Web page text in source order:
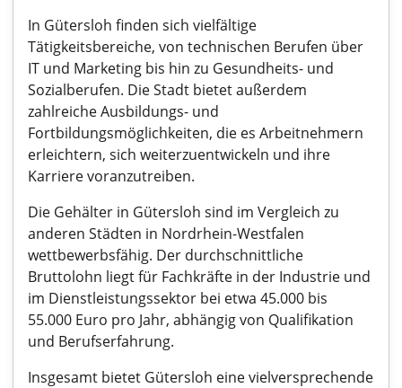
In Gütersloh finden sich vielfältige
Tätigkeitsbereiche, von technischen Berufen über
IT und Marketing bis hin zu Gesundheits- und
Sozialberufen. Die Stadt bietet außerdem
zahlreiche Ausbildungs- und
Fortbildungsmöglichkeiten, die es Arbeitnehmern
erleichtern, sich weiterzuentwickeln und ihre
Karriere voranzutreiben.
Die Gehälter in Gütersloh sind im Vergleich zu
anderen Städten in Nordrhein-Westfalen
wettbewerbsfähig. Der durchschnittliche
Bruttolohn liegt für Fachkräfte in der Industrie und
im Dienstleistungssektor bei etwa 45.000 bis
55.000 Euro pro Jahr, abhängig von Qualifikation
und Berufserfahrung.
Insgesamt bietet Gütersloh eine vielversprechende